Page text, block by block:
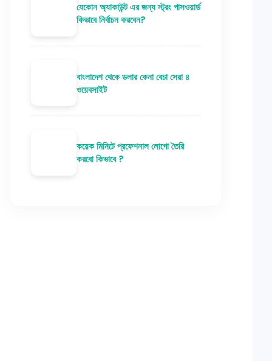
যেকোন অ্যাকাউন্ট এর জন্য স্ট্রং পাসওয়ার্ড
কিভাবে নির্বাচন করবেন?
বাংলাদেশ থেকে ডলার কেনা বেচা সেরা ৪
ওয়েবসাইট
কয়েক মিনিটে প্রফেশনাল লোগো তৈরি
করবো কিভাবে ?